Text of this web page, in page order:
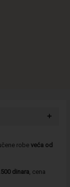
+
robe veća od
dinara, cena